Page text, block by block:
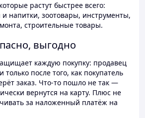
растут быстрее всего:
напитки, зоотовары, инструменты,
строительные товары.
выгодно
каждую покупку: продавец
только после того, как покупатель
заказ. Что-то пошло не так —
вернутся на карту. Плюс не
за наложенный платёж на